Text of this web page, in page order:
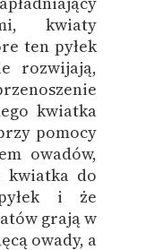
kwiaty
ten pyłek
rozwijają,
kwiatka
pomocy
owadów,
kwiatka do
i że
grają w
owady, a